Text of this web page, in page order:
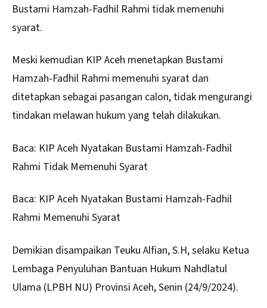
Bustami Hamzah-Fadhil Rahmi tidak memenuhi
syarat.
Meski kemudian KIP Aceh menetapkan Bustami
Hamzah-Fadhil Rahmi memenuhi syarat dan
ditetapkan sebagai pasangan calon, tidak mengurangi
tindakan melawan hukum yang telah dilakukan.
Baca: KIP Aceh Nyatakan Bustami Hamzah-Fadhil
Rahmi Tidak Memenuhi Syarat
Baca: KIP Aceh Nyatakan Bustami Hamzah-Fadhil
Rahmi Memenuhi Syarat
Demikian disampaikan Teuku Alfian, S.H, selaku Ketua
Lembaga Penyuluhan Bantuan Hukum Nahdlatul
Ulama (LPBH NU) Provinsi Aceh, Senin (24/9/2024).